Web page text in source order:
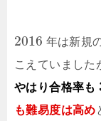
2016 年は新規
こえていました
やはり合格率も
も難易度は高め